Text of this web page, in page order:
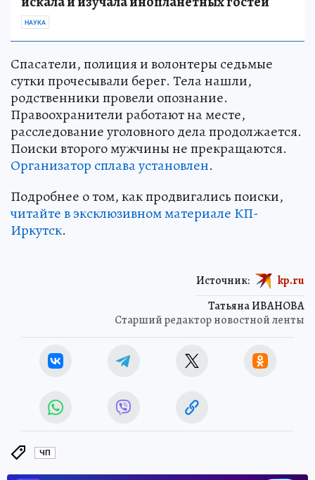
НАУКА
Спасатели, полиция и волонтеры седьмые
сутки прочесывали берег. Тела нашли,
родственники провели опознание.
Правоохранители работают на месте,
расследование уголовного дела продолжается.
Поиски второго мужчины не прекращаются.
Организатор сплава установлен.
Подробнее о том, как продвигались поиски,
читайте в эксклюзивном материале КП-
Иркутск.
Татьяна ИВАНОВА
Старший редактор новостной ленты
Источник: kp.ru
ЧП